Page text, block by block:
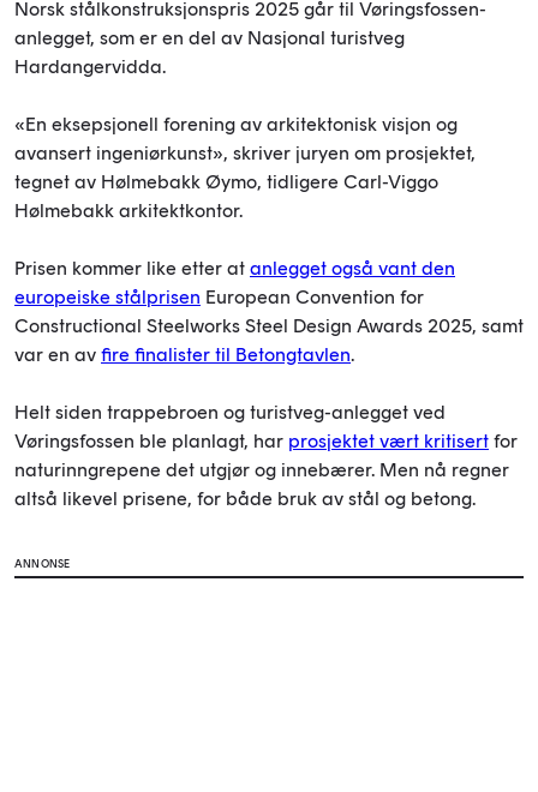
Norsk stålkonstruksjonspris 2025 går til Vøringsfossen-
anlegget, som er en del av Nasjonal turistveg
Hardangervidda.
«En eksepsjonell forening av arkitektonisk visjon og
avansert ingeniørkunst», skriver juryen om prosjektet,
tegnet av Hølmebakk Øymo, tidligere Carl-Viggo
Hølmebakk arkitektkontor.
Prisen kommer like etter at anlegget også vant den
europeiske stålprisen European Convention for
Constructional Steelworks Steel Design Awards 2025, samt
var en av fire finalister til Betongtavlen.
Helt siden trappebroen og turistveg-anlegget ved
Vøringsfossen ble planlagt, har prosjektet vært kritisert for
naturinngrepene det utgjør og innebærer. Men nå regner
altså likevel prisene, for både bruk av stål og betong.
ANNONSE